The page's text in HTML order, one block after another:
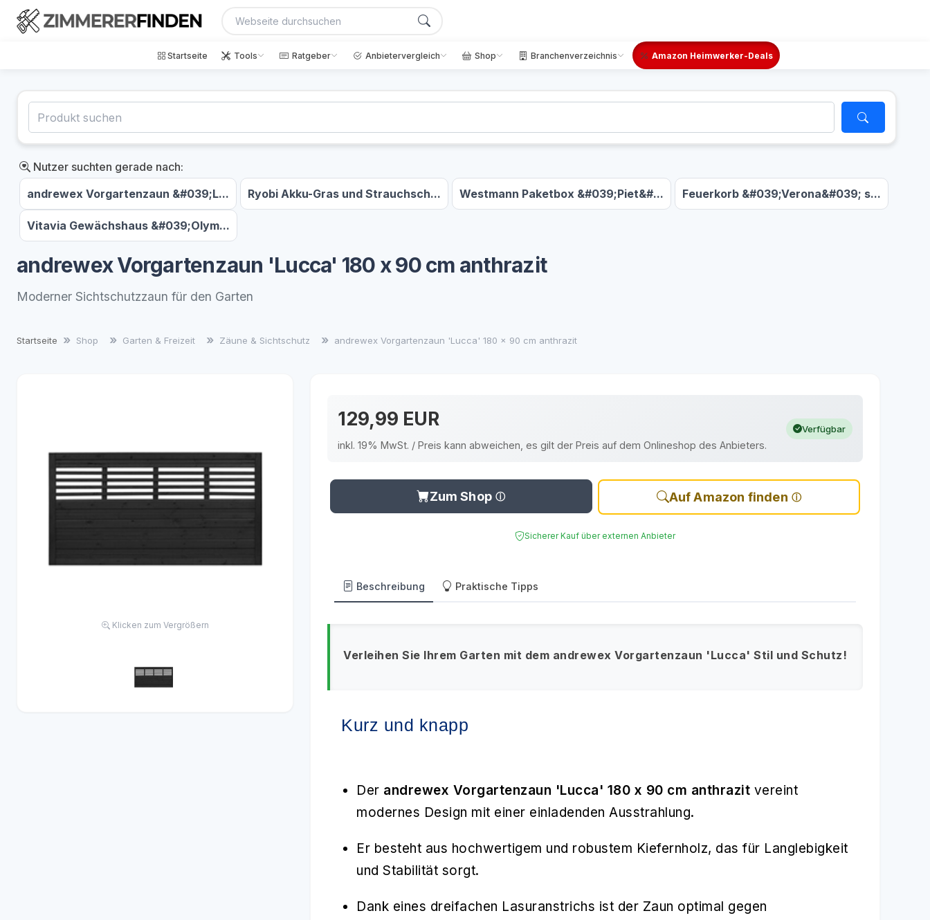
Startseite Tools Ratgeber Anbietervergleich Shop Branchenverzeichnis Amazon Heimwerker-Deals
Nutzer suchten gerade nach:
andrewex Vorgartenzaun &#039;L...
Ryobi Akku-Gras und Strauchsch... Westmann Paketbox &#039;Piet&#... Feuerkorb &#039;Verona&#039; s...
Vitavia Gewächshaus &#039;Olym...
andrewex Vorgartenzaun 'Lucca' 180 x 90 cm anthrazit
Moderner Sichtschutzzaun für den Garten
Startseite Shop Garten & Freizeit Zäune & Sichtschutz andrewex Vorgartenzaun 'Lucca' 180 x 90 cm anthrazit
Klicken zum Vergrößern
129,99 EUR
inkl. 19% MwSt. / Preis kann abweichen, es gilt der Preis auf dem Onlineshop des Anbieters.
Verfügbar
Zum Shop Auf Amazon finden
Sicherer Kauf über externen Anbieter
Beschreibung Praktische Tipps
Verleihen Sie Ihrem Garten mit dem andrewex Vorgartenzaun 'Lucca' Stil und Schutz!
Kurz und knapp
Der andrewex Vorgartenzaun 'Lucca' 180 x 90 cm anthrazit vereint
modernes Design mit einer einladenden Ausstrahlung.
Er besteht aus hochwertigem und robustem Kiefernholz, das für Langlebigkeit
und Stabilität sorgt.
Dank eines dreifachen Lasuranstrichs ist der Zaun optimal gegen